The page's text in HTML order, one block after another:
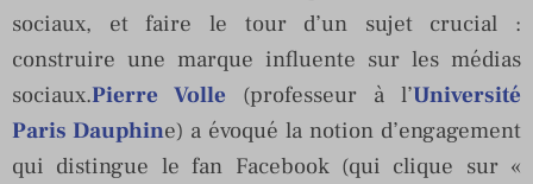
sociaux, et faire le tour d’un sujet crucial :
construire une marque influente sur les médias
sociaux.Pierre Volle (professeur à l’Université
Paris Dauphine) a évoqué la notion d’engagement
qui distingue le fan Facebook (qui clique sur «